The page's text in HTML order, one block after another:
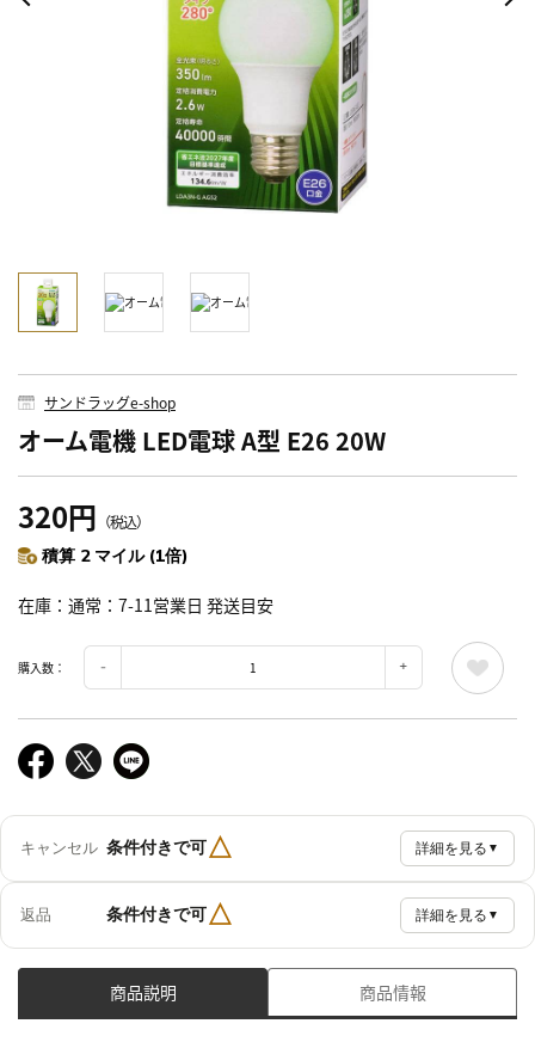
サンドラッグe-shop
オーム電機 LED電球 A型 E26 20W
320円 （税込）
積算 2 マイル (1倍)
在庫 通常：7-11営業日 発送目安
購入数：
キャンセル 条件付きで可△ 詳細を見る ▼
返品 条件付きで可△ 詳細を見る ▼
商品説明 商品情報